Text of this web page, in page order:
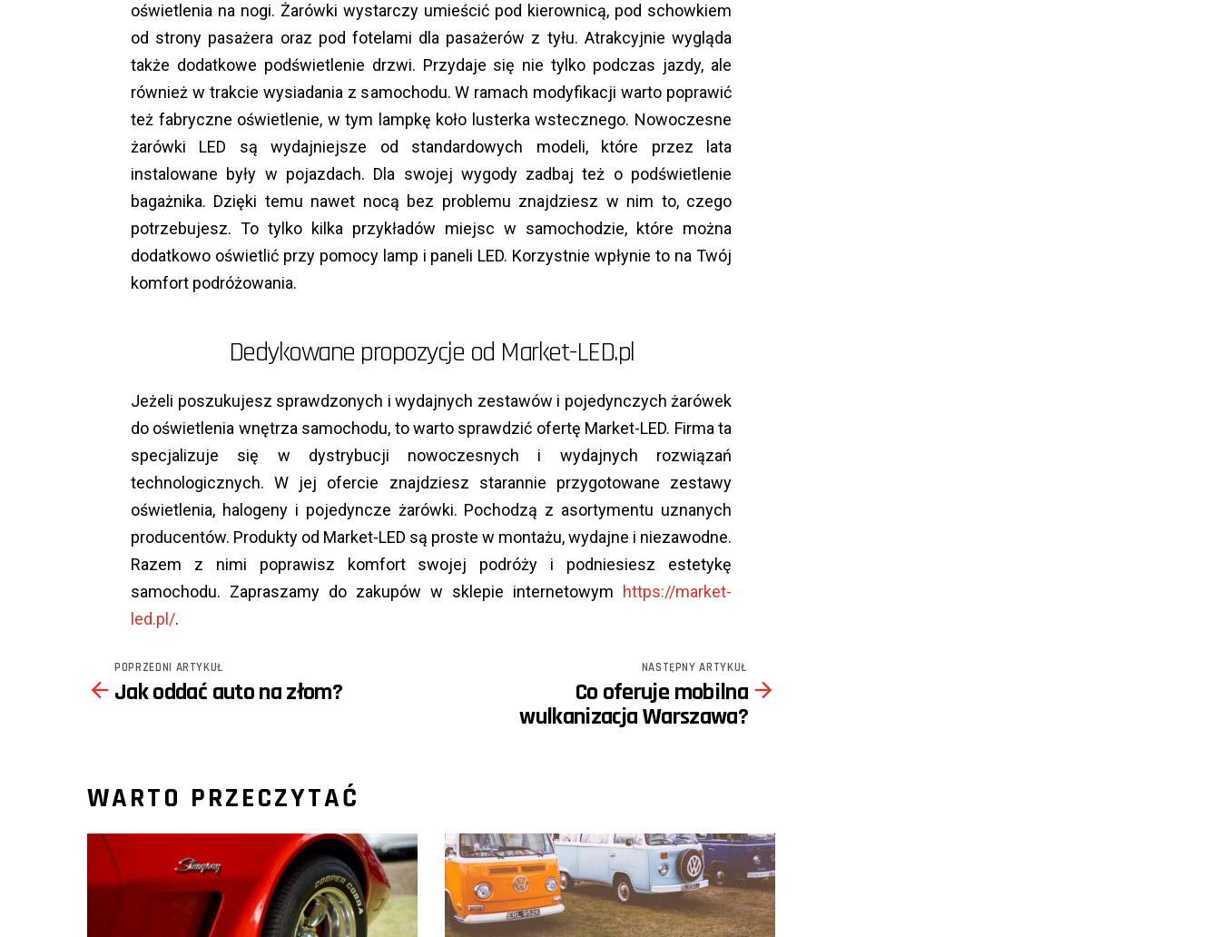
oświetlenia na nogi. Żarówki wystarczy umieścić pod kierownicą, pod schowkiem
od strony pasażera oraz pod fotelami dla pasażerów z tyłu. Atrakcyjnie wygląda
także dodatkowe podświetlenie drzwi. Przydaje się nie tylko podczas jazdy, ale
również w trakcie wysiadania z samochodu. W ramach modyfikacji warto poprawić
też fabryczne oświetlenie, w tym lampkę koło lusterka wstecznego. Nowoczesne
żarówki LED są wydajniejsze od standardowych modeli, które przez lata
instalowane były w pojazdach. Dla swojej wygody zadbaj też o podświetlenie
bagażnika. Dzięki temu nawet nocą bez problemu znajdziesz w nim to, czego
potrzebujesz. To tylko kilka przykładów miejsc w samochodzie, które można
dodatkowo oświetlić przy pomocy lamp i paneli LED. Korzystnie wpłynie to na Twój
komfort podróżowania.
Dedykowane propozycje od Market-LED.pl
Jeżeli poszukujesz sprawdzonych i wydajnych zestawów i pojedynczych żarówek
do oświetlenia wnętrza samochodu, to warto sprawdzić ofertę Market-LED. Firma ta
specjalizuje się w dystrybucji nowoczesnych i wydajnych rozwiązań
technologicznych. W jej ofercie znajdziesz starannie przygotowane zestawy
oświetlenia, halogeny i pojedyncze żarówki. Pochodzą z asortymentu uznanych
producentów. Produkty od Market-LED są proste w montażu, wydajne i niezawodne.
Razem z nimi poprawisz komfort swojej podróży i podniesiesz estetykę
samochodu. Zapraszamy do zakupów w sklepie internetowym https://market-
led.pl/.
more
POPRZEDNI ARTYKUŁ
Jak oddać auto na złom?
NASTĘPNY ARTYKUŁ
Co oferuje mobilna
wulkanizacja Warszawa?
WARTO PRZECZYTAĆ